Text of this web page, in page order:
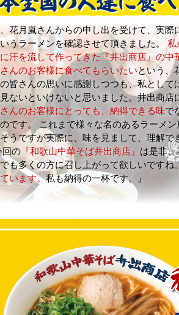
、花月嵐さんからの申し出を受けて、実際
うラーメンを確認させて頂きました。 私
汗を流して作ってきた『井出商店』の中
んのお客様に食べてもらいたいという、
皆さんの思いに感謝しつつも、私として
ないといけないと思いました。井出商店
んのお客様にとっても、納得できる味で
です。 これまで様々な名のあるラーメ
うですが実際に、味を見まして、理解で
回の 『和歌山中華そば井出商店』 は是非
も多くの方に召し上がって欲しいですね
ています。私も納得の一杯です。』